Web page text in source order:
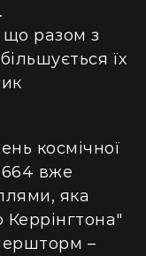
разом з
їх
космічної
вже
яка
–